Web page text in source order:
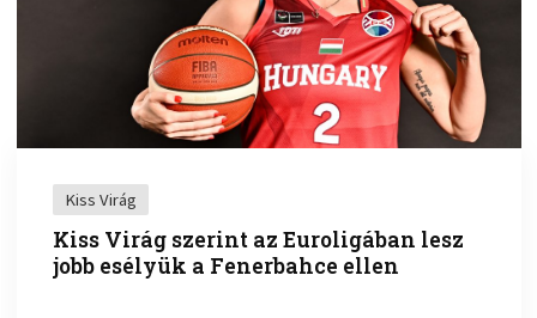
Kiss Virág
Kiss Virág szerint az Euroligában lesz
jobb esélyük a Fenerbahce ellen